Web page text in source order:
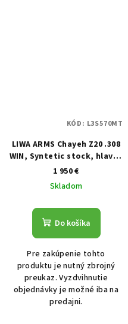
LIWA ARMS Chayeh Z20 .308
WIN, Syntetic stock, hlaveň
570mm, závit 15x1, čierna
1 950 €
Skladom
Do košíka
Pre zakúpenie tohto
produktu je nutný zbrojný
preukaz. Vyzdvihnutie
objednávky je možné iba na
predajni.
KÓD: L3S570MT